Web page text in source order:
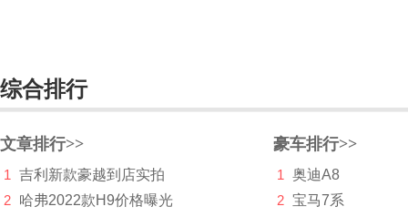
哪吒汽车
NEVS国能汽车
O
综合排行
文章排行>>
1
吉利新款豪越到店实拍
2 哈弗2022款H9价格曝光
豪车排行>>
1
奥迪A8
2 宝马7系